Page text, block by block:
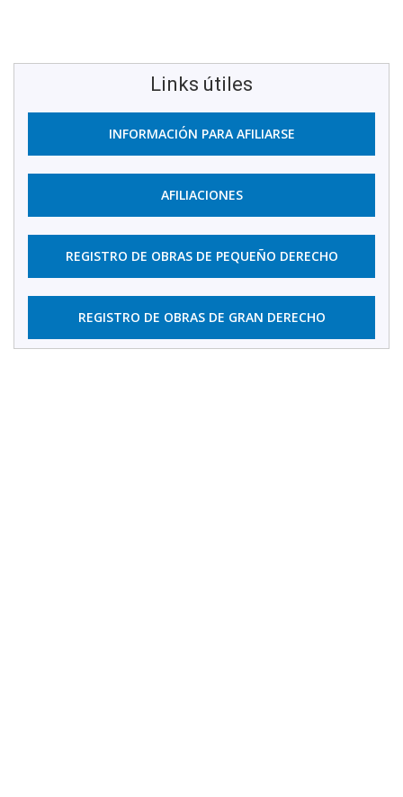
Links útiles
INFORMACIÓN PARA AFILIARSE
AFILIACIONES
REGISTRO DE OBRAS DE PEQUEÑO DERECHO
REGISTRO DE OBRAS DE GRAN DERECHO